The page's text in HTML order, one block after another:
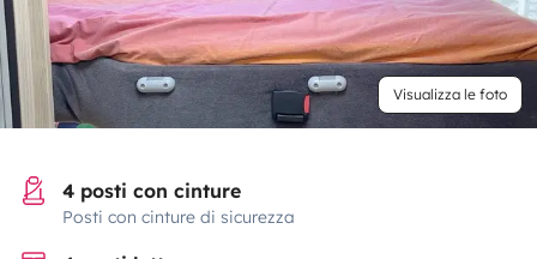
Visualizza le foto
4 posti con cinture
Posti con cinture di sicurezza